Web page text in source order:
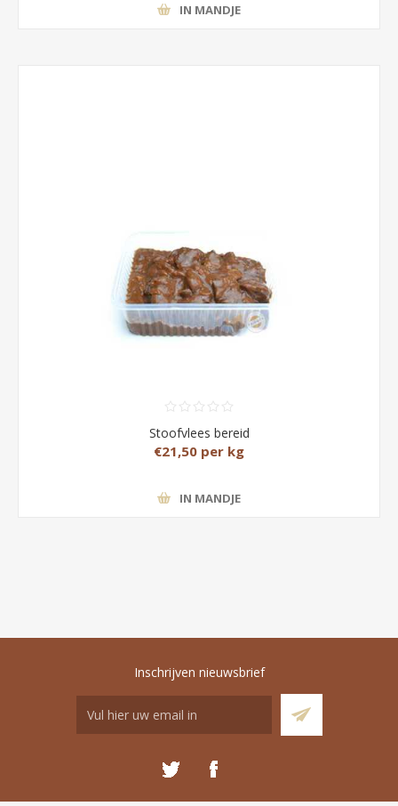
IN MANDJE
Stoofvlees bereid
€21,50 per kg
IN MANDJE
Inschrijven nieuwsbrief